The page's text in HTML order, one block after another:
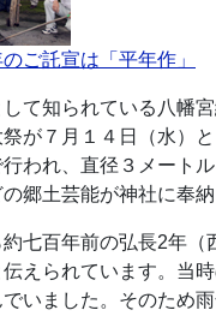
ご託宣は「平年作」
て知られている八幡
が７月１４日（水）と
われ、直径３メート
郷土芸能が神社に奉納
七百年前の弘長2年（
えられています。当
いました。そのため